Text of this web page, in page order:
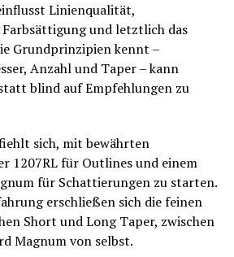
Linienqualität,
und letztlich das
Grundprinzipien kennt –
Anzahl und Taper – kann
blind auf Empfehlungen zu
sich, mit bewährten
1207RL für Outlines und einem
für Schattierungen zu starten.
erschließen sich die feinen
Short und Long Taper, zwischen
Magnum von selbst.